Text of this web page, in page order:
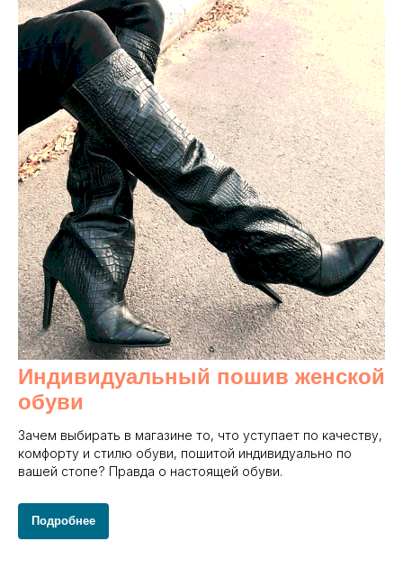
Индивидуальный пошив женской
обуви
Зачем выбирать в магазине то, что уступает по качеству,
комфорту и стилю обуви, пошитой индивидуально по
вашей стопе? Правда о настоящей обуви.
Подробнее